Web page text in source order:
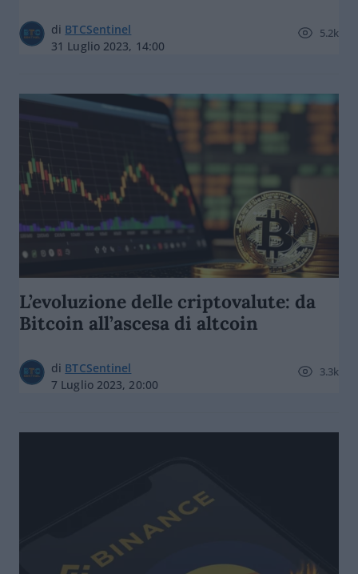
di BTCSentinel
31 Luglio 2023, 14:00
5.2k
L’evoluzione delle criptovalute: da
Bitcoin all’ascesa di altcoin
di BTCSentinel
7 Luglio 2023, 20:00
3.3k